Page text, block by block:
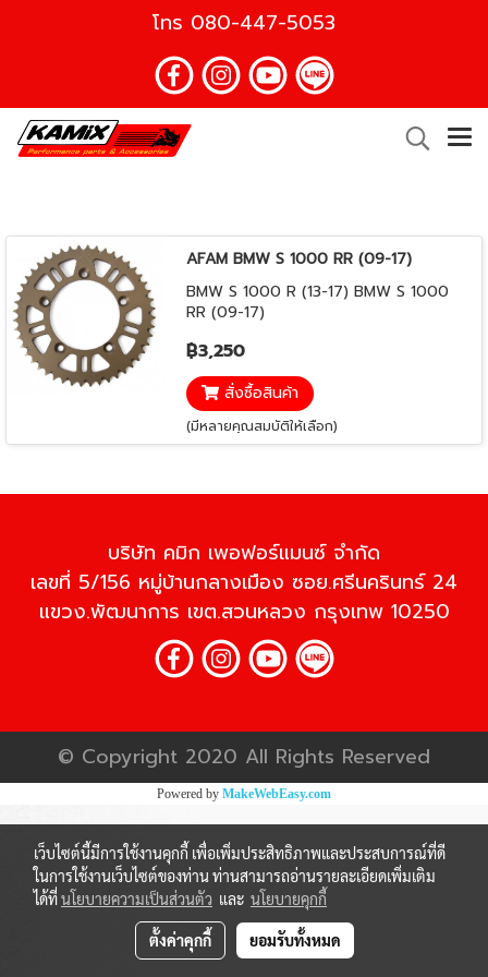
โทร 080-447-5053
AFAM BMW S 1000 RR (09-17)
BMW S 1000 R (13-17) BMW S 1000
RR (09-17)
฿3,250
สั่งซื้อสินค้า
(มีหลายคุณสมบัติให้เลือก)
บริษัท คมิก เพอฟอร์แมนซ์ จำกัด
เลขที่ 5/156 หมู่บ้านกลางเมือง ซอย.ศรีนครินทร์ 24
แขวง.พัฒนาการ เขต.สวนหลวง กรุงเทพ 10250
© Copyright 2020 All Rights Reserved
Powered by MakeWebEasy.com
เว็บไซต์นี้มีการใช้งานคุกกี้ เพื่อเพิ่มประสิทธิภาพและประสบการณ์ที่ดี
ในการใช้งานเว็บไซต์ของท่าน ท่านสามารถอ่านรายละเอียดเพิ่มเติม
ได้ที่นโยบายความเป็นส่วนตัว และ นโยบายคุกกี้
ตั้งค่าคุกกี้ ยอมรับทั้งหมด